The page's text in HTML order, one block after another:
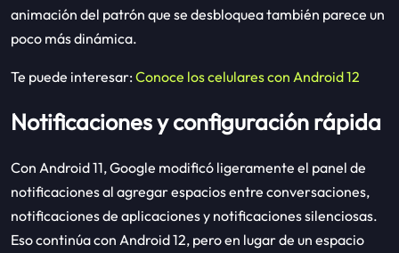
animación del patrón que se desbloquea también parece un
poco más dinámica.
Te puede interesar: Conoce los celulares con Android 12
Notificaciones y configuración rápida
Con Android 11, Google modificó ligeramente el panel de
notificaciones al agregar espacios entre conversaciones,
notificaciones de aplicaciones y notificaciones silenciosas.
Eso continúa con Android 12, pero en lugar de un espacio